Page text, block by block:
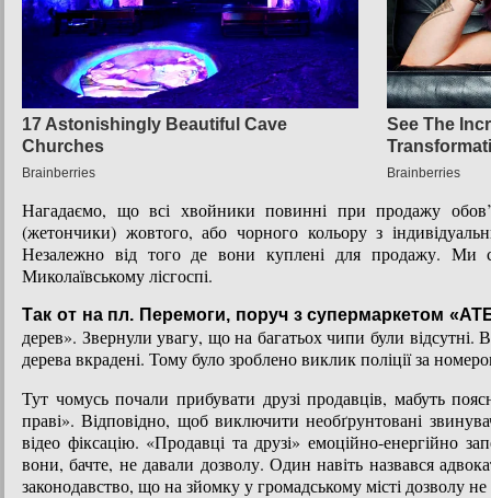
Нагадаємо, що всі хвойники повинні при продажу
(жетончики) жовтого, або чорного кольору з
Незалежно від того де вони куплені для продажу. Ми
Миколаївському лісгоспі.
Так от на пл. Перемоги, поруч з супермаркетом
дерев». Звернули увагу, що на багатьох чипи були відсутні.
дерева вкрадені. Тому було зроблено виклик поліції за
Тут чомусь почали прибувати друзі продавців, мабуть
праві». Відповідно, щоб виключити необґрунтовані
відео фіксацію. «Продавці та друзі» емоційно-енергійно
вони, бачте, не давали дозволу. Один навіть назвався
законодавство, що на зйомку у громадському місті дозволу не